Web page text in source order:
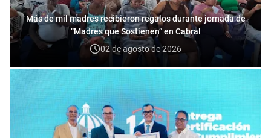
Más de mil madres recibieron regalos durante jornada de
“Madres que Sostienen” en Cabral
02 de agosto de 2026